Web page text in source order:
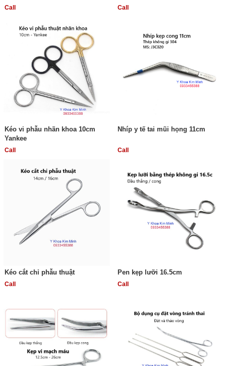
Call Call
Kéo vi phẫu nhãn khoa 10cm
Yankee
Call
Nhíp y tế tai mũi họng 11cm
Call
Kéo cắt chỉ phẫu thuật
Call
Pen kẹp lưỡi 16.5cm
Call